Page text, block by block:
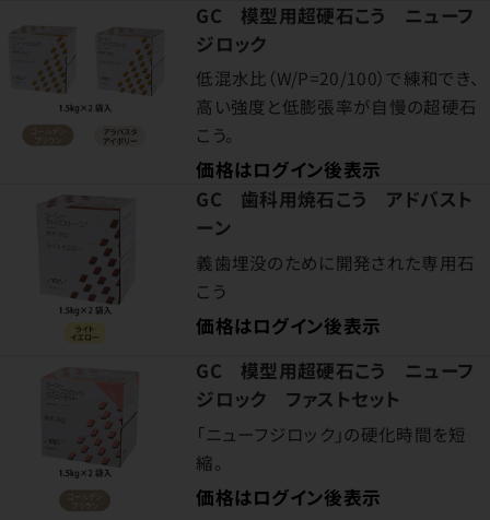
GC 模型用超硬石こう ニューフ
ジロック
低混水比（W/P=20/100）で練和でき、
高い強度と低膨張率が自慢の超硬石
こう。
価格はログイン後表示
GC 歯科用焼石こう アドバスト
ーン
義歯埋没のために開発された専用石
こう
価格はログイン後表示
GC 模型用超硬石こう ニューフ
ジロック ファストセット
「ニューフジロック」の硬化時間を短
縮。
価格はログイン後表示